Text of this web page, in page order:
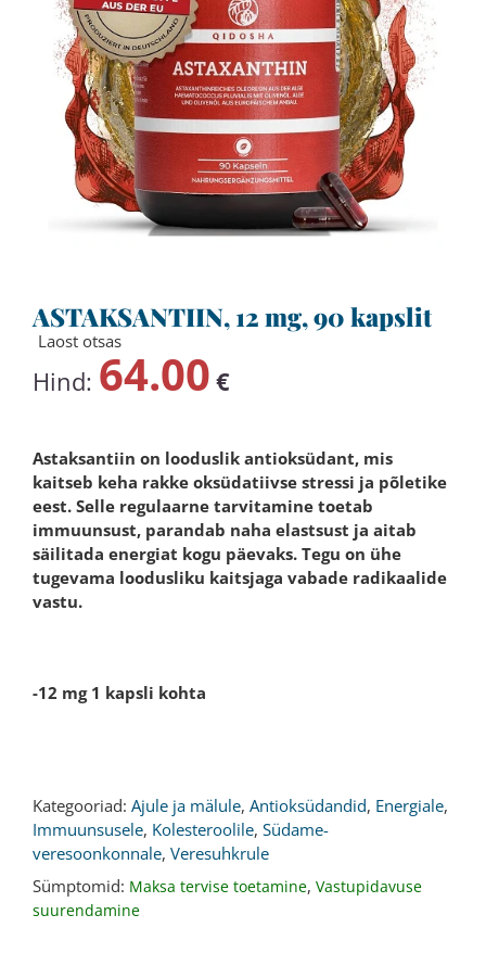
ASTAKSANTIIN, 12 mg, 90 kapslit
Laost otsas
Hind: 64.00 €
Astaksantiin on looduslik antioksüdant, mis
kaitseb keha rakke oksüdatiivse stressi ja põletike
eest. Selle regulaarne tarvitamine toetab
immuunsust, parandab naha elastsust ja aitab
säilitada energiat kogu päevaks. Tegu on ühe
tugevama loodusliku kaitsjaga vabade radikaalide
vastu.
-12 mg 1 kapsli kohta
Kategooriad: Ajule ja mälule, Antioksüdandid, Energiale,
Immuunsusele, Kolesteroolile, Südame-
veresoonkonnale, Veresuhkrule
Sümptomid: Maksa tervise toetamine, Vastupidavuse
suurendamine